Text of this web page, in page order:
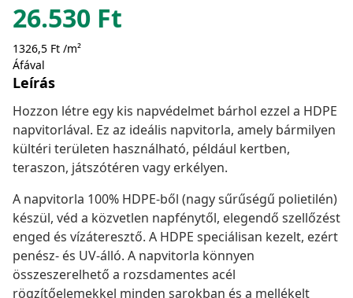
26.530 Ft
1326,5 Ft /m²
Áfával
Leírás
Hozzon létre egy kis napvédelmet bárhol ezzel a HDPE
napvitorlával. Ez az ideális napvitorla, amely bármilyen
kültéri területen használható, például kertben,
teraszon, játszótéren vagy erkélyen.
A napvitorla 100% HDPE-ből (nagy sűrűségű polietilén)
készül, véd a közvetlen napfénytől, elegendő szellőzést
enged és vízáteresztő. A HDPE speciálisan kezelt, ezért
penész- és UV-álló. A napvitorla könnyen
összeszerelhető a rozsdamentes acél
rögzítőelemekkel minden sarokban és a mellékelt